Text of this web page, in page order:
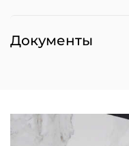
Документы